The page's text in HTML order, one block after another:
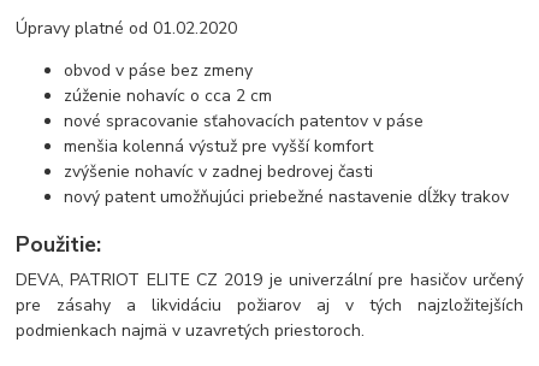
Úpravy platné od 01.02.2020
obvod v páse bez zmeny
zúženie nohavíc o cca 2 cm
nové spracovanie sťahovacích patentov v páse
menšia kolenná výstuž pre vyšší komfort
zvýšenie nohavíc v zadnej bedrovej časti
nový patent umožňujúci priebežné nastavenie dĺžky trakov
Použitie:
DEVA, PATRIOT ELITE CZ 2019 je univerzální pre hasičov určený
pre zásahy a likvidáciu požiarov aj v tých najzložitejších
podmienkach najmä v uzavretých priestoroch.